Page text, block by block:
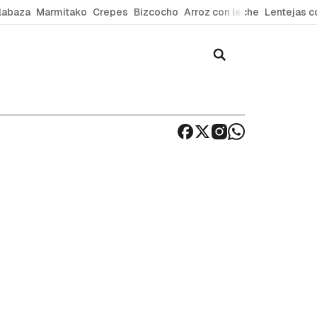
Marmitako Crepes Bizcocho Arroz con leche Lentejas